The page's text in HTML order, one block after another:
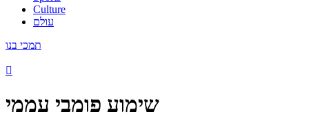
Culture
עולם
תמכי בנו
שימוע פומבי עממי